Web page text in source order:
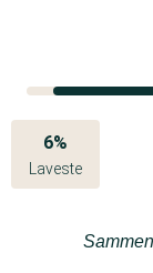
6%
Laveste